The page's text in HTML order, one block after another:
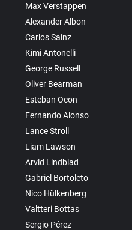
Max Verstappen
Alexander Albon
Carlos Sainz
Kimi Antonelli
George Russell
Oliver Bearman
Esteban Ocon
Fernando Alonso
Lance Stroll
Liam Lawson
Arvid Lindblad
Gabriel Bortoleto
Nico Hülkenberg
Valtteri Bottas
Sergio Pérez